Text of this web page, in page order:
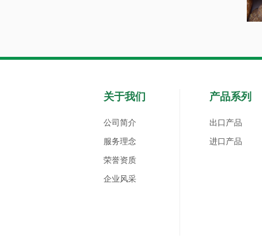
关于我们
公司简介
服务理念
荣誉资质
企业风采
产品系列
出口产品
进口产品